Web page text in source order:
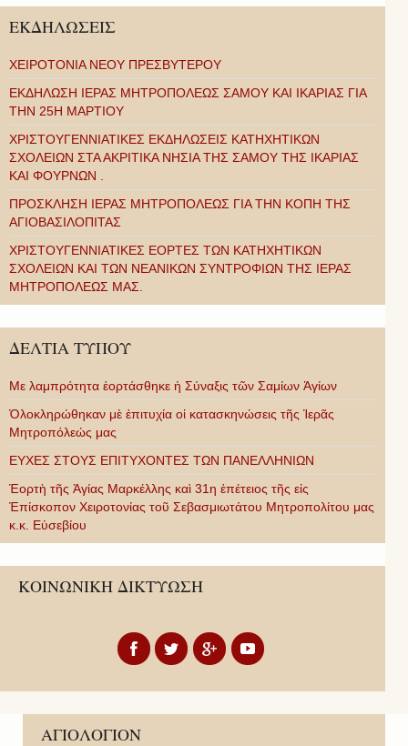
ΕΚΔΗΛΩΣΕΙΣ
ΧΕΙΡΟΤΟΝΙΑ ΝΕΟΥ ΠΡΕΣΒΥΤΕΡΟΥ
ΕΚΔΗΛΩΣΗ ΙΕΡΑΣ ΜΗΤΡΟΠΟΛΕΩΣ ΣΑΜΟΥ ΚΑΙ ΙΚΑΡΙΑΣ ΓΙΑ
ΤΗΝ 25Η ΜΑΡΤΙΟΥ
ΧΡΙΣΤΟΥΓΕΝΝΙΑΤΙΚΕΣ ΕΚΔΗΛΩΣΕΙΣ ΚΑΤΗΧΗΤΙΚΩΝ
ΣΧΟΛΕΙΩΝ ΣΤΑ ΑΚΡΙΤΙΚΑ ΝΗΣΙΑ ΤΗΣ ΣΑΜΟΥ ΤΗΣ ΙΚΑΡΙΑΣ
ΚΑΙ ΦΟΥΡΝΩΝ .
ΠΡΟΣΚΛΗΣΗ ΙΕΡΑΣ ΜΗΤΡΟΠΟΛΕΩΣ ΓΙΑ ΤΗΝ ΚΟΠΗ ΤΗΣ
ΑΓΙΟΒΑΣΙΛΟΠΙΤΑΣ
ΧΡΙΣΤΟΥΓΕΝΝΙΑΤΙΚΕΣ ΕΟΡΤΕΣ ΤΩΝ ΚΑΤΗΧΗΤΙΚΩΝ
ΣΧΟΛΕΙΩΝ ΚΑΙ ΤΩΝ ΝΕΑΝΙΚΩΝ ΣΥΝΤΡΟΦΙΩΝ ΤΗΣ ΙΕΡΑΣ
ΜΗΤΡΟΠΟΛΕΩΣ ΜΑΣ.
ΔΕΛΤΙΑ ΤΥΠΟΥ
Με λαμπρότητα ἑορτάσθηκε ἡ Σύναξις τῶν Σαμίων Ἁγίων
Ὁλοκληρώθηκαν μὲ ἐπιτυχία οἱ κατασκηνώσεις τῆς Ἱερᾶς
Μητροπόλεώς μας
ΕΥΧΕΣ ΣΤΟΥΣ ΕΠΙΤΥΧΟΝΤΕΣ ΤΩΝ ΠΑΝΕΛΛΗΝΙΩΝ
Ἑορτὴ τῆς Ἁγίας Μαρκέλλης καὶ 31η ἐπέτειος τῆς εἰς
Ἐπίσκοπον Χειροτονίας τοῦ Σεβασμιωτάτου Μητροπολίτου μας
κ.κ. Εὐσεβίου
ΚΟΙΝΩΝΙΚΗ ΔΙΚΤΥΩΣΗ
ΑΓΙΟΛΟΓΙΟΝ